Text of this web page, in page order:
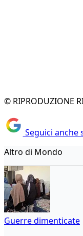
© RIPRODUZIONE
Seguici anche
Altro di Mondo
Guerre dimenticate